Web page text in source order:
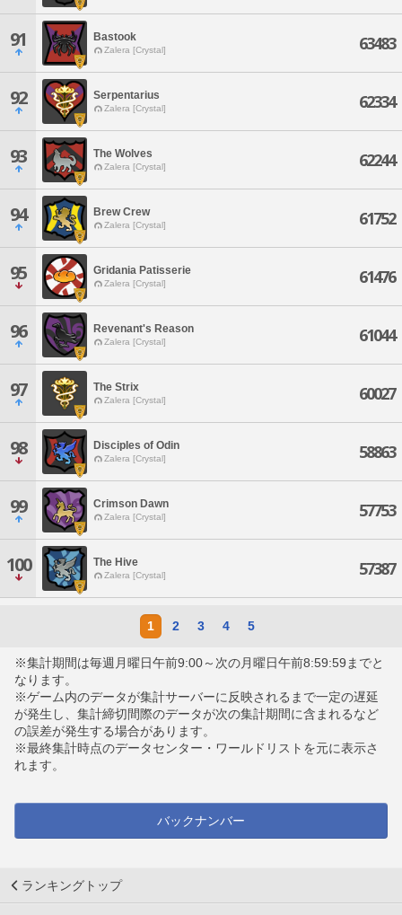
91 Bastook
Zalera [Crystal] 63483
92 Serpentarius
Zalera [Crystal] 62334
93 The Wolves
Zalera [Crystal] 62244
94 Brew Crew
Zalera [Crystal] 61752
95 Gridania Patisserie
Zalera [Crystal] 61476
96 Revenant's Reason
Zalera [Crystal] 61044
97 The Strix
Zalera [Crystal] 60027
98 Disciples of Odin
Zalera [Crystal] 58863
99 Crimson Dawn
Zalera [Crystal] 57753
100 The Hive
Zalera [Crystal] 57387
1 2 3 4 5
※集計期間は毎週月曜日午前9:00～次の月曜日午前8:59:59までと
なります。
※ゲーム内のデータが集計サーバーに反映されるまで一定の遅延
が発生し、集計締切間際のデータが次の集計期間に含まれるなど
の誤差が発生する場合があります。
※最終集計時点のデータセンター・ワールドリストを元に表示さ
れます。
バックナンバー
ランキングトップ